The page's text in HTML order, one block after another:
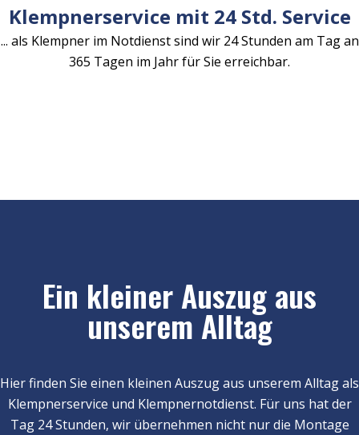
Klempnerservice mit 24 Std. Service
... als Klempner im Notdienst sind wir 24 Stunden am Tag an
365 Tagen im Jahr für Sie erreichbar.
Ein kleiner Auszug aus
unserem Alltag
Hier finden Sie einen kleinen Auszug aus unserem Alltag als
Klempnerservice und Klempnernotdienst. Für uns hat der
Tag 24 Stunden, wir übernehmen nicht nur die Montage